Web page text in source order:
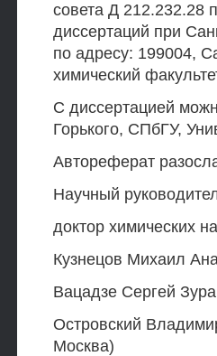
совета Д 212.232.28
диссертаций при
по адресу: 199004,
химический
С диссертацией
Горького, СПбГУ,
Автореферат
Научный
доктор химических
Кузнецов Михаил
Вацадзе Сергей
Островский
Москва)